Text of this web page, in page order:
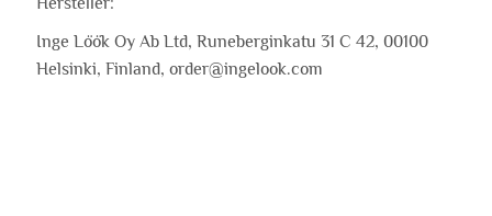
Inge Löök Oy Ab Ltd, Runeberginkatu 31 C 42, 00100
Helsinki, Finland, order@ingelook.com